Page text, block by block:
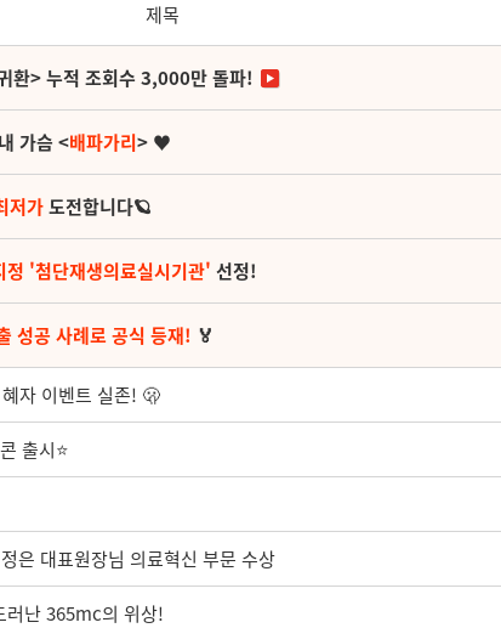
제목
환> 누적 조회수 3,000만 돌파!
가슴 <배파가리> ♥
저가도전합니다🪐
정 '첨단재생의료실시기관' 선정!
성공 사례로 공식 등재! 🏅
자 이벤트 실존! 🫢
출시⭐
은 대표원장님 의료혁신 부문 수상
러난 365mc의 위상!